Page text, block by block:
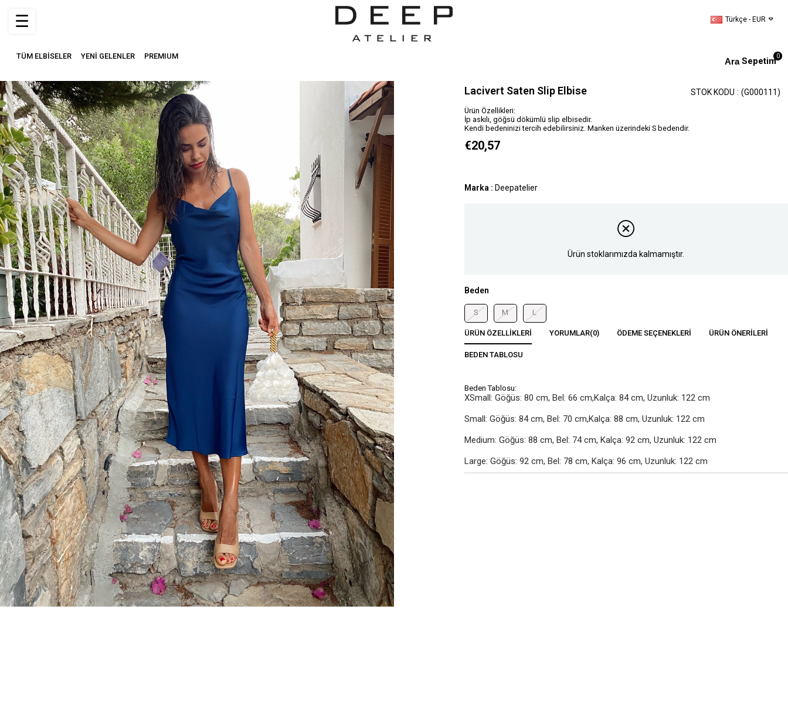
Türkçe - EUR
Sepetim0
TÜM ELBİSELER YENİ GELENLER PREMIUM
☰
Lacivert Saten Slip Elbise (G000111)
STOK KODU
Ürün Özellikleri:
İp askılı, göğsü dökümlü slip elbisedir.
Kendi bedeninizi tercih edebilirsiniz. Manken üzerindeki S bedendir.
€20,57
Marka : Deepatelier
Ürün stoklarımızda kalmamıştır.
Beden
S M L
ÜRÜN ÖZELLIKLERI YORUMLAR(0) ÖDEME SEÇENEKLERI ÜRÜN ÖNERILERI
BEDEN TABLOSU
Beden Tablosu:
XSmall: Göğüs: 80 cm, Bel: 66 cm,Kalça: 84 cm, Uzunluk: 122 cm
Small: Göğüs: 84 cm, Bel: 70 cm,Kalça: 88 cm, Uzunluk: 122 cm
Medium: Göğüs: 88 cm, Bel: 74 cm, Kalça: 92 cm, Uzunluk: 122 cm
Large: Göğüs: 92 cm, Bel: 78 cm, Kalça: 96 cm, Uzunluk: 122 cm